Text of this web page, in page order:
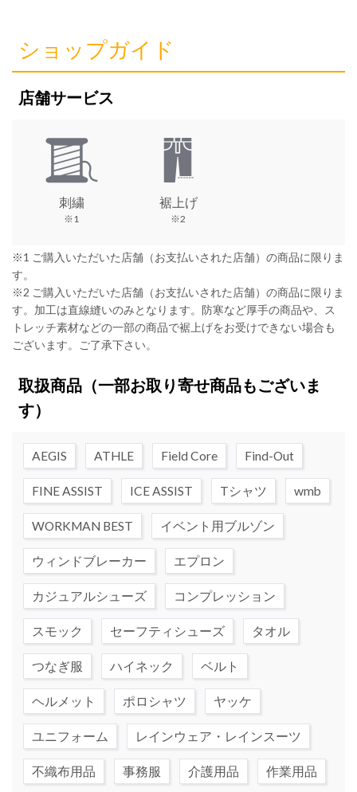
ショップガイド
店舗サービス
刺繍
※1
裾上げ
※2
※1 ご購入いただいた店舗（お支払いされた店舗）の商品に限りま
す。
※2 ご購入いただいた店舗（お支払いされた店舗）の商品に限りま
す。加工は直線縫いのみとなります。防寒など厚手の商品や、ス
トレッチ素材などの一部の商品で裾上げをお受けできない場合も
ございます。ご了承下さい。
取扱商品（一部お取り寄せ商品もございま
す）
AEGIS ATHLE Field Core Find-Out
FINE ASSIST ICE ASSIST Tシャツ wmb
WORKMAN BEST イベント用ブルゾン
ウィンドブレーカー エプロン
カジュアルシューズ コンプレッション
スモック セーフティシューズ タオル
つなぎ服 ハイネック ベルト
ヘルメット ポロシャツ ヤッケ
ユニフォーム レインウェア・レインスーツ
不織布用品 事務服 介護用品 作業用品